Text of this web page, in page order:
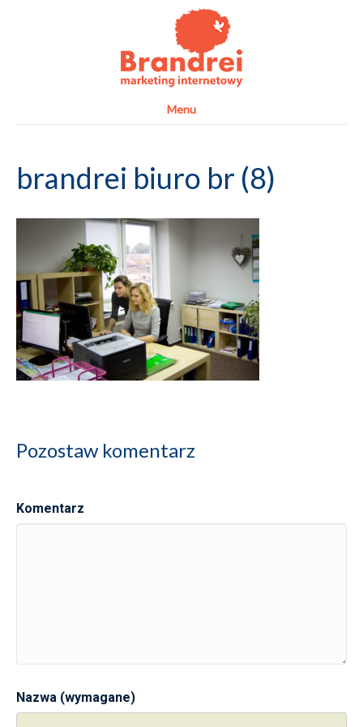
Menu
brandrei biuro br (8)
Pozostaw komentarz
Komentarz
Nazwa (wymagane)